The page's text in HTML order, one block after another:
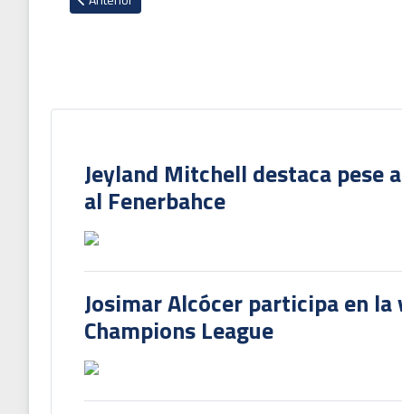
Jeyland Mitchell destaca pese
al Fenerbahce
Josimar Alcócer participa en
Champions League